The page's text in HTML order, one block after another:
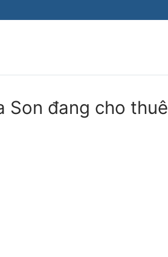
Son đang cho thuê